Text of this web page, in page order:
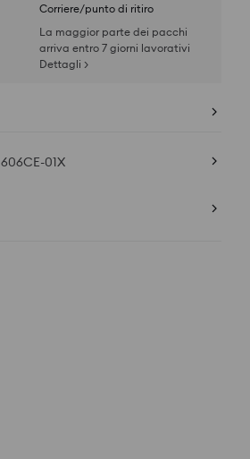
Corriere/punto di ritiro
La maggior parte dei pacchi
arriva entro 7 giorni lavorativi
Dettagli >
606CE-01X